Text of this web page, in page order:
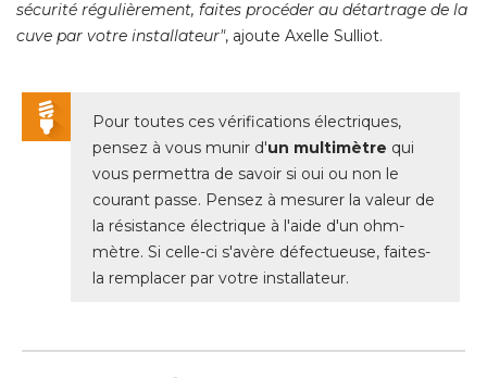
sécurité régulièrement, faites procéder au détartrage de la
cuve par votre installateur", ajoute Axelle Sulliot.
Pour toutes ces vérifications électriques,
pensez à vous munir d'un multimètre qui
vous permettra de savoir si oui ou non le
courant passe. Pensez à mesurer la valeur de
la résistance électrique à l'aide d'un ohm-
mètre. Si celle-ci s'avère défectueuse, faites-
la remplacer par votre installateur.